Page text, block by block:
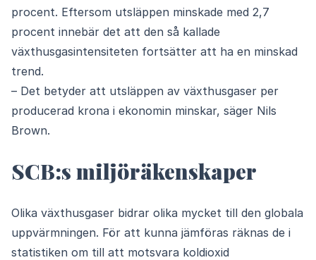
procent. Eftersom utsläppen minskade med 2,7
procent innebär det att den så kallade
växthusgasintensiteten fortsätter att ha en minskad
trend.
– Det betyder att utsläppen av växthusgaser per
producerad krona i ekonomin minskar, säger Nils
Brown.
SCB:s miljöräkenskaper
Olika växthusgaser bidrar olika mycket till den globala
uppvärmningen. För att kunna jämföras räknas de i
statistiken om till att motsvara koldioxid